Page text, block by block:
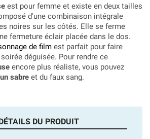
est pour femme et existe en deux tailles
d'une combinaison intégrale
noires sur les côtés. Elle se ferme
fermeture éclair placée dans le dos.
de film est parfait pour faire
déguisée. Pour rendre ce
encore plus réaliste, vous pouvez
un sabre et du faux sang.
DU PRODUIT